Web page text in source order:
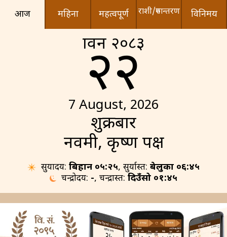
आज महिना महत्वपूर्ण राशी/रुपान्तरण विनिमय
श्रावन २०८३
२२
7 August, 2026
शुक्रबार
नवमी, कृष्ण पक्ष
सुर्योदय:बिहान ०५:२५, सुर्यास्त:बेलुका ०६:४५
चन्द्रोदय: -, चन्द्रास्त:दिउँसो ०१:४५